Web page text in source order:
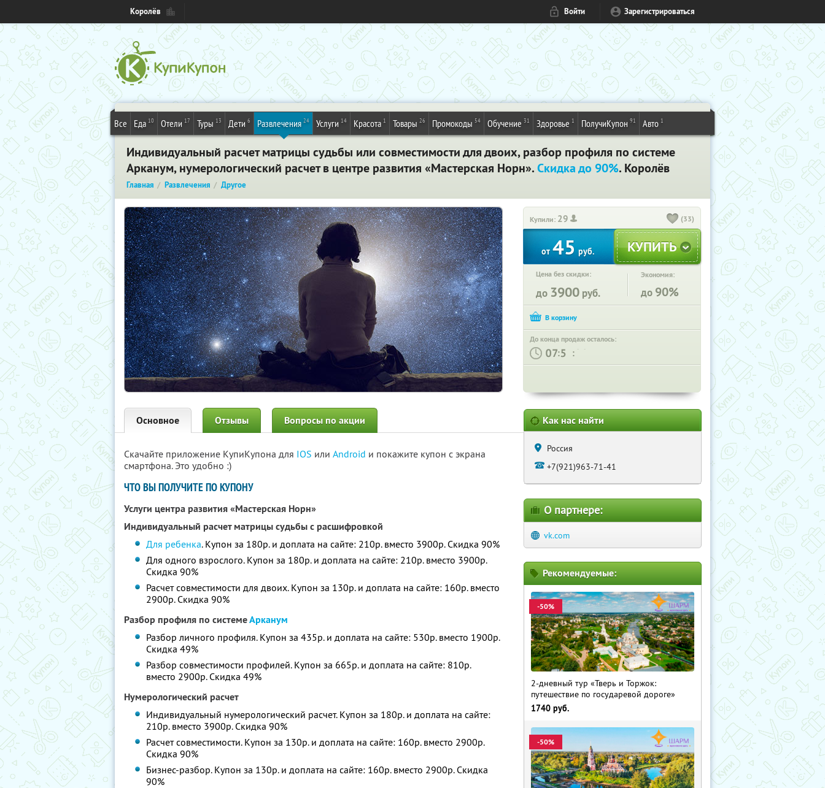
Королёв Войти Зарегистрироваться
Все Еда 10 Отели 17 Туры 13 Дети 6 Развлечения 24 Услуги 14 Красота 1 Товары 26 Промокоды 54 Обучение 31 Здоровье 1 ПолучиКупон 91 Авто 1
Индивидуальный расчет матрицы судьбы или совместимости для двоих, разбор профиля по системе
Арканум, нумерологический расчет в центре развития «Мастерская Норн».Скидка до 90%. Королёв
Главная Развлечения Другое
Купили: 29 (33)
от 45руб.
Цена без скидки:
до 3900 руб.
Экономия:
до 90%
До конца продаж осталось:
: :
Основное Отзывы Вопросы по акции
Скачайте приложение КупиКупона для IOS или Android и покажите купон с экрана
смартфона. Это удобно :)
ЧТО ВЫ ПОЛУЧИТЕ ПО КУПОНУ
Услуги центра развития «Мастерская Норн»
Индивидуальный расчет матрицы судьбы с расшифровкой
Для ребенка. Купон за 180р. и доплата на сайте: 210р. вместо 3900р. Скидка 90%
Для одного взрослого. Купон за 180р. и доплата на сайте: 210р. вместо 3900р.
Скидка 90%
Расчет совместимости для двоих. Купон за 130р. и доплата на сайте: 160р. вместо
2900р. Скидка 90%
Разбор профиля по системеАрканум
Разбор личного профиля. Купон за 435р. и доплата на сайте: 530р. вместо 1900р.
Скидка 49%
Разбор совместимости профилей. Купон за 665р. и доплата на сайте: 810р.
вместо 2900р. Скидка 49%
Нумерологический расчет
Индивидуальный нумерологический расчет. Купон за 180р. и доплата на сайте:
210р. вместо 3900р. Скидка 90%
Расчет совместимости. Купон за 130р. и доплата на сайте: 160р. вместо 2900р.
Скидка 90%
Бизнес-разбор. Купон за 130р. и доплата на сайте: 160р. вместо 2900р. Скидка
90%
Как нас найти
Россия
+7(921)963-71-41
О партнере:
vk.com
Рекомендуемые:
-50%
2-дневный тур «Тверь и Торжок:
путешествие по государевой дороге»
1740 руб.
-50%